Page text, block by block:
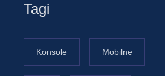
Tagi
Konsole Mobilne